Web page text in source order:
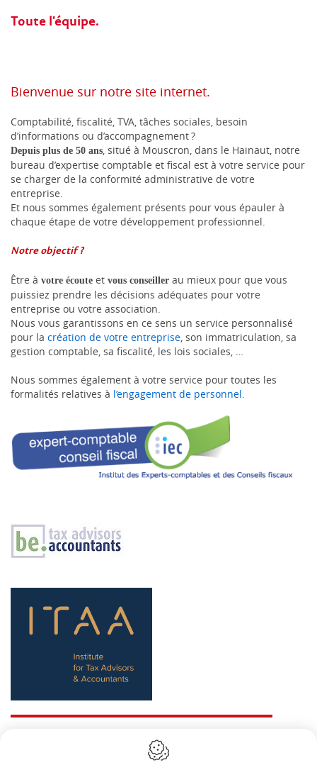
Toute l'équipe.
Bienvenue sur notre site internet.
Comptabilité, fiscalité, TVA, tâches sociales, besoin
d’informations ou d’accompagnement ?
Depuis plus de 50 ans, situé à Mouscron, dans le Hainaut, notre
bureau d’expertise comptable et fiscal est à votre service pour
se charger de la conformité administrative de votre
entreprise.
Et nous sommes également présents pour vous épauler à
chaque étape de votre développement professionnel.
Notre objectif ?
Être à votre écoute et vous conseiller au mieux pour que vous
puissiez prendre les décisions adéquates pour votre
entreprise ou votre association.
Nous vous garantissons en ce sens un service personnalisé
pour la création de votre entreprise, son immatriculation, sa
gestion comptable, sa fiscalité, les lois sociales, …
Nous sommes également à votre service pour toutes les
formalités relatives à l’engagement de personnel.